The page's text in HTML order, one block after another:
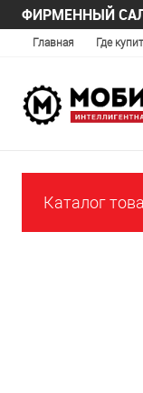
ФИРМЕННЫЙ
Главная Где
Каталог